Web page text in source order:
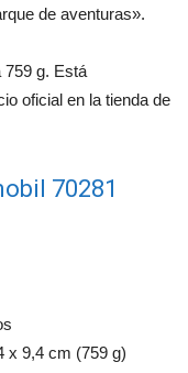
de aventuras».
759 g. Está
oficial en la tienda de
70281
x 9,4 cm (759 g)